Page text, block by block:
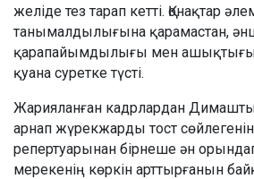
желіде тез тарап кетті. Қонақтар
танымалдылығына қарамастан,
қарапайымдылығы мен
қуана суретке түсті.
Жарияланған кадрлардан
арнап жүрекжарды тост
репертуарынан бірнеше ән
мерекенің көркін арттырғанын